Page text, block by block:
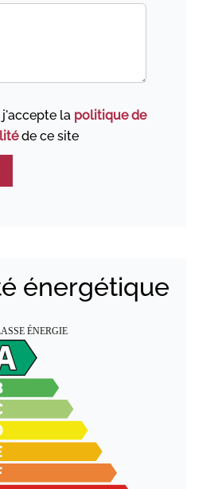
j'accepte la politique de
de ce site
énergétique